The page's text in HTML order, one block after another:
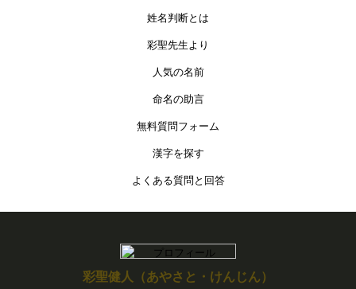
姓名判断とは
彩聖先生より
人気の名前
命名の助言
無料質問フォーム
漢字を探す
よくある質問と回答
彩聖健人（あやさと・けんじん）